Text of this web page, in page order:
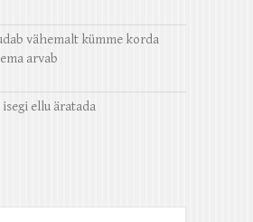
vähemalt kümme korda
arvab
ellu äratada